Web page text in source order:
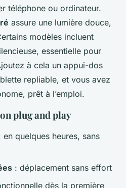
téléphone ou ordinateur.
assure une lumière douce,
modèles incluent
essentielle pour
à cela un appui-dos
repliable, et vous avez
prêt à l’emploi.
plug and play
en quelques heures, sans
: déplacement sans effort
dès la première